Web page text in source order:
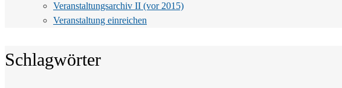
Veranstaltungsarchiv II (vor 2015)
Veranstaltung einreichen
Schlagwörter